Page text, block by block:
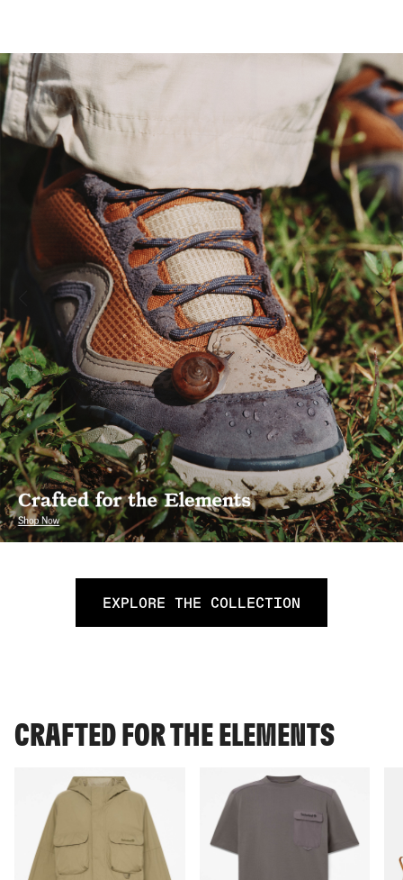
EXPLORE THE COLLECTION
CRAFTED FOR THE ELEMENTS